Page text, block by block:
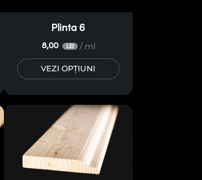
Plinta 6
8,00 LEI / ml
VEZI OPȚIUNI